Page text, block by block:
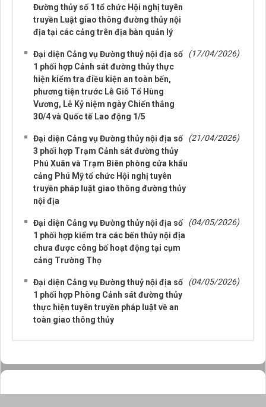
Đường thủy số 1 tổ chức Hội nghị tuyên
truyền Luật giao thông đường thủy nội
địa tại các cảng trên địa bàn quản lý
Đại diện Cảng vụ Đường thuỷ nội địa số
1 phối hợp Cảnh sát đường thủy thực
hiện kiểm tra điều kiện an toàn bến,
phương tiện trước Lễ Giỗ Tổ Hùng
Vương, Lễ Kỷ niệm ngày Chiến thắng
30/4 và Quốc tế Lao động 1/5
(17/04/2026)
Đại diện Cảng vụ Đường thủy nội địa số
3 phối hợp Trạm Cảnh sát đường thủy
Phú Xuân và Trạm Biên phòng cửa khẩu
cảng Phú Mỹ tổ chức Hội nghị tuyên
truyền pháp luật giao thông đường thủy
nội địa
(21/04/2026)
Đại diện Cảng vụ Đường thủy nội địa số
1 phối hợp kiểm tra các bến thủy nội địa
chưa được công bố hoạt động tại cụm
cảng Trường Thọ
(04/05/2026)
Đại diện Cảng vụ Đường thuỷ nội địa số
1 phối hợp Phòng Cảnh sát đường thủy
thực hiện tuyên truyền pháp luật về an
toàn giao thông thủy
(04/05/2026)